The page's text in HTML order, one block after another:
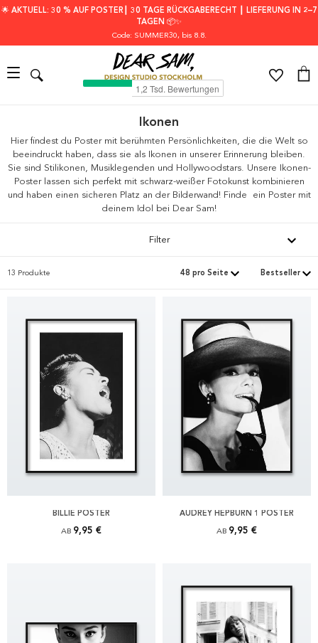
🌟 AKTUELL: 30 % AUF POSTER┃ 30 TAGE RÜCKGABERECHT ┃ LIEFERUNG IN 2–7
TAGEN 📦✨
Code: SUMMER30, bis 8.8.
Ikonen
Hier findest du Poster mit berühmten Persönlichkeiten, die die Welt so
beeindruckt haben, dass sie als Ikonen in unserer Erinnerung bleiben.
Sie sind Stilikonen, Musiklegenden und Hollywoodstars. Unsere Ikonen-
Poster lassen sich perfekt mit schwarz-weißer Fotokunst kombinieren
und haben einen sicheren Platz an der Bilderwand! Finde ein Poster mit
deinem Idol bei Dear Sam!
Filter
13 Produkte
BILLIE POSTER
AB 9,95 €
AUDREY HEPBURN 1 POSTER
AB 9,95 €